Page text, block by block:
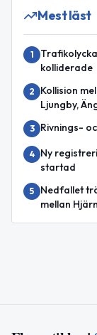
Mest läst
1
kolliderade
2
Kollision
Ljungby,
3 Rivnings-
4
Ny
startad
5
Nedfallet
mellan